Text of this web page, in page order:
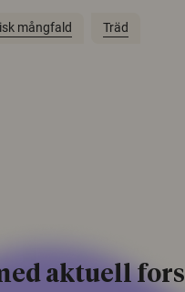
mångfald Träd
aktuell